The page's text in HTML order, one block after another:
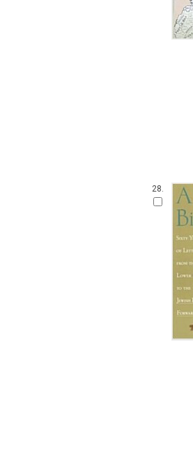
28.